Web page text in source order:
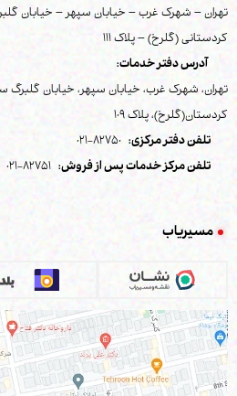
تهران – شهرک غرب – خیابان سپهر – خیابان
کردستانی (گلرخ) – پلاک 111
آدرس دفتر خدمات:
تهران، شهرک غرب، خیابان سپهر، خیابان
کردستان(گلرخ)، پلاک 109
تلفن دفتر مرکزی: 82750-021
تلفن مرکز خدمات پس از فروش: 82751-021
مسیریاب